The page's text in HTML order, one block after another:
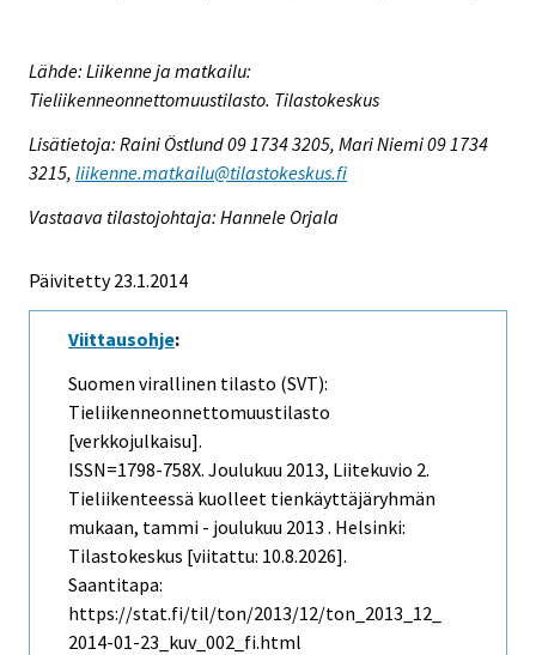
Lähde: Liikenne ja matkailu:
Tieliikenneonnettomuustilasto. Tilastokeskus
Lisätietoja: Raini Östlund 09 1734 3205, Mari Niemi 09 1734
3215, liikenne.matkailu@tilastokeskus.fi
Vastaava tilastojohtaja: Hannele Orjala
Päivitetty 23.1.2014
Viittausohje:
Suomen virallinen tilasto (SVT):
Tieliikenneonnettomuustilasto
[verkkojulkaisu].
ISSN=1798-758X. Joulukuu 2013, Liitekuvio 2.
Tieliikenteessä kuolleet tienkäyttäjäryhmän
mukaan, tammi - joulukuu 2013 . Helsinki:
Tilastokeskus [viitattu: 10.8.2026].
Saantitapa:
https://stat.fi/til/ton/2013/12/ton_2013_12_
2014-01-23_kuv_002_fi.html